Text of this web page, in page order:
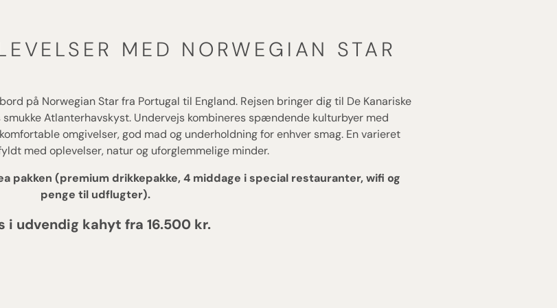
MED NORWEGIAN STAR
på Norwegian Star fra Portugal til England. Rejsen bringer dig til De Kanariske
Atlanterhavskyst. Undervejs kombineres spændende kulturbyer med
omgivelser, god mad og underholdning for enhver smag. En varieret
med oplevelser, natur og uforglemmelige minder.
pakken (premium drikkepakke, 4 middage i special restauranter, wifi og
penge til udflugter).
i udvendig kahyt fra 16.500 kr.